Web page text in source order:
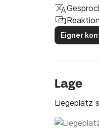
Eigner
Lage
Liegeplatz